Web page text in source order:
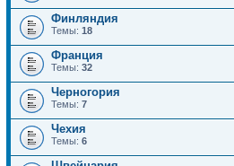
Финляндия
Темы: 18
Франция
Темы: 32
Черногория
Темы: 7
Чехия
Темы: 6